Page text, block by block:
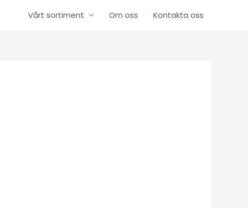
Vårt sortiment Om oss Kontakta oss